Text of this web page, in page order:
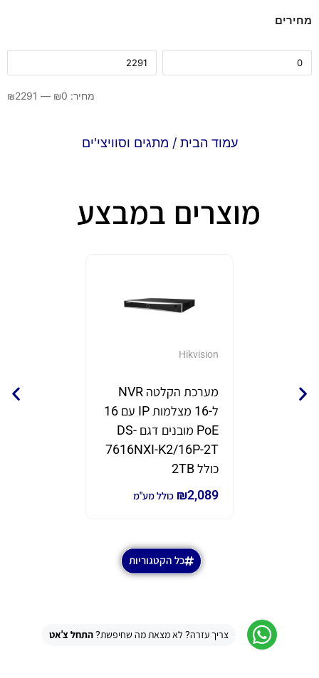
מחירים
מחיר: ₪0
—
₪2291
עמוד הבית / מתגים וסוויצי'ים
מוצרים במבצע
Hikvision
מערכת הקלטה NVR
ל-16 מצלמות IP עם 16
PoE מובנים דגם DS-
7616NXI-K2/16P-2T
כולל 2TB
₪2,089 כולל מע"מ
כל הקטגוריות
צריך עזרה? לא מצאת מה שחיפשת?התחל צ'אט